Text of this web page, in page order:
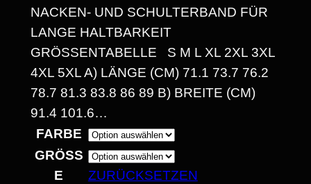
,
3
0
B
I
NACKEN- UND SCHULTERBAND FÜR
LANGE HALTBARKEIT
GRÖSSENTABELLE S M L XL 2XL 3XL 4
XL 5XL A) LÄNGE (CM) 71.1 73.7 76.2 7
8.7 81.3 83.8 86 89 B) BREITE (CM) 9
1.4 101.6…
FARBE
GRÖSSE
ZURÜCKSETZEN